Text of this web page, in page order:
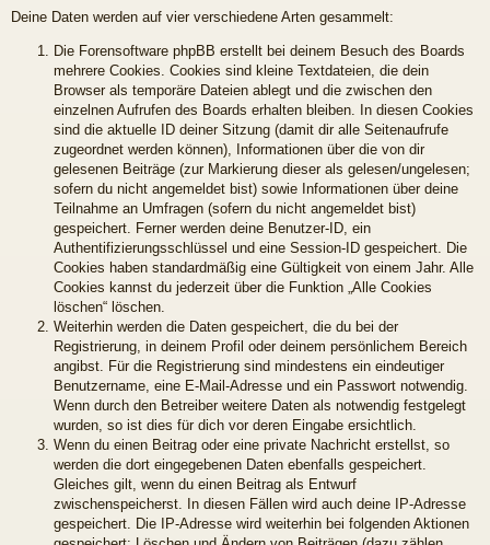
Deine Daten werden auf vier verschiedene Arten gesammelt:
Die Forensoftware phpBB erstellt bei deinem Besuch des Boards
mehrere Cookies. Cookies sind kleine Textdateien, die dein
Browser als temporäre Dateien ablegt und die zwischen den
einzelnen Aufrufen des Boards erhalten bleiben. In diesen Cookies
sind die aktuelle ID deiner Sitzung (damit dir alle Seitenaufrufe
zugeordnet werden können), Informationen über die von dir
gelesenen Beiträge (zur Markierung dieser als gelesen/ungelesen;
sofern du nicht angemeldet bist) sowie Informationen über deine
Teilnahme an Umfragen (sofern du nicht angemeldet bist)
gespeichert. Ferner werden deine Benutzer-ID, ein
Authentifizierungsschlüssel und eine Session-ID gespeichert. Die
Cookies haben standardmäßig eine Gültigkeit von einem Jahr. Alle
Cookies kannst du jederzeit über die Funktion „Alle Cookies
löschen“ löschen.
Weiterhin werden die Daten gespeichert, die du bei der
Registrierung, in deinem Profil oder deinem persönlichem Bereich
angibst. Für die Registrierung sind mindestens ein eindeutiger
Benutzername, eine E-Mail-Adresse und ein Passwort notwendig.
Wenn durch den Betreiber weitere Daten als notwendig festgelegt
wurden, so ist dies für dich vor deren Eingabe ersichtlich.
Wenn du einen Beitrag oder eine private Nachricht erstellst, so
werden die dort eingegebenen Daten ebenfalls gespeichert.
Gleiches gilt, wenn du einen Beitrag als Entwurf
zwischenspeicherst. In diesen Fällen wird auch deine IP-Adresse
gespeichert. Die IP-Adresse wird weiterhin bei folgenden Aktionen